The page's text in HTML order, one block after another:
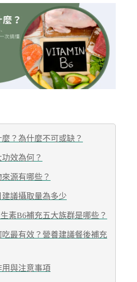
？為什麼不可或缺？
效為何？
源有哪些？
議攝取量為多少
素B6補充五大族群是哪些？
吃最有效？營養建議餐後補充
用與注意事項